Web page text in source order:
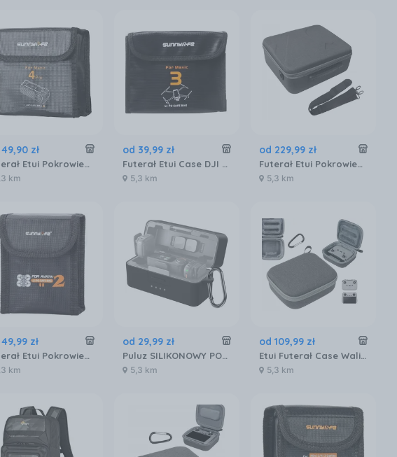
49,90 zł
Futerał Etui Pokrowiec 3x AKUMULATOR BATERIA Ognioodporny DJI Mavic 4 Pro / M4P-DC011-3
km
od 39,99 zł
Futerał Etui Case DJI MAVIC 3 Ognioodporny / na 3 akumulatory / M3-DC106-3
5,3 km
od 229,99 zł
Futerał Etui Pokrowiec Case do pilota i drona DJI MAVIC 3 / M3-B327
5,3 km
49,99 zł
Futerał Etui Pokrowiec na 2x AKUMULATOR do Drona DJI AVATA 2 Ognioodporny / AT2-DC782-2
km
od 29,99 zł
Puluz SILIKONOWY POKROWIEC OCHRONNY NA ETUI ŁADUJĄCE DO DJI MIC 3 (CZARNY)
5,3 km
od 109,99 zł
Etui Futerał Case Walizka do Kontrolera Pilota DJI RC 1 2 RC-N1 RC-N2 RC-N3 / B070-D
5,3 km